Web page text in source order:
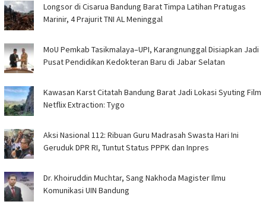
Longsor di Cisarua Bandung Barat Timpa Latihan Pra­tugas
Marinir, 4 Prajurit TNI AL Meninggal
MoU Pemkab Tasikmalaya–UPI, Karangnunggal Disiapkan Jadi
Pusat Pendidikan Kedokteran Baru di Jabar Selatan
Kawasan Karst Citatah Bandung Barat Jadi Lokasi Syuting Film
Netflix Extraction: Tygo
Aksi Nasional 112: Ribuan Guru Madrasah Swasta Hari Ini
Geruduk DPR RI, Tuntut Status PPPK dan Inpres
Dr. Khoiruddin Muchtar, Sang Nakhoda Magister Ilmu
Komunikasi UIN Bandung